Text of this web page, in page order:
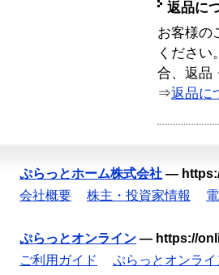
返品に
お客様の
ください
合、返品
⇒返品に
ぷらっとホーム株式会社 —
会社概要
株主・投資家情報
ぷらっとオンライン — https://
ご利用ガイド
ぷらっとオンラ